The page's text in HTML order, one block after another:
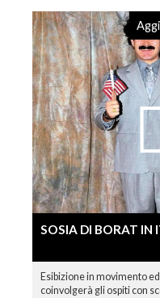
SOSIA DI BORAT IN
Esibizione in movimento
coinvolgerà gli ospiti con